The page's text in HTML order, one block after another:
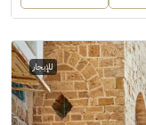
للإيجار